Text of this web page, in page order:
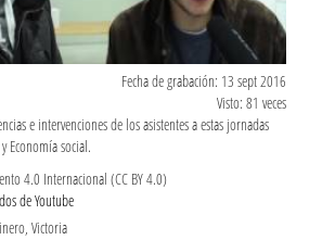
Fecha de grabación: 13 sept 2016
Visto: 81 veces
e intervenciones de los asistentes a estas jornadas
Economía social.
4.0 Internacional (CC BY 4.0)
de Youtube
Victoria